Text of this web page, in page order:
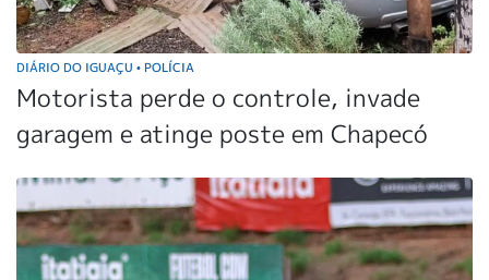
DIÁRIO DO IGUAÇU • POLÍCIA
Motorista perde o controle, invade
garagem e atinge poste em Chapecó